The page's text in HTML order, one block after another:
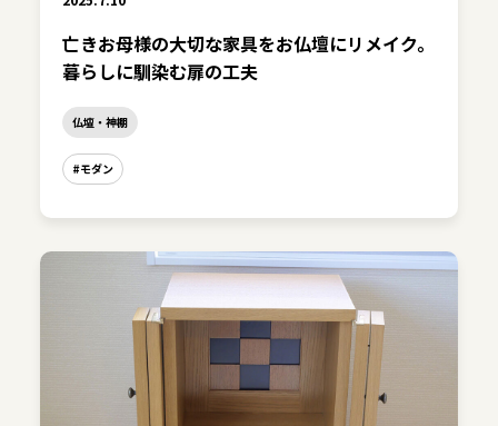
亡きお母様の大切な家具をお仏壇にリメイク。
暮らしに馴染む扉の工夫
仏壇・神棚
#モダン